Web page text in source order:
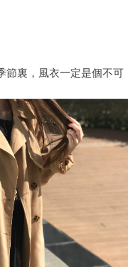
節裏 ， 風衣一定是個不可